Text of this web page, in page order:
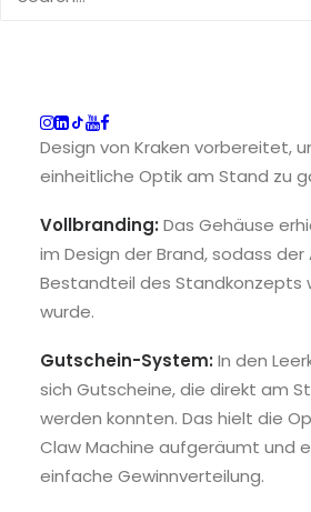
Der Greifarm wurde passend
Design von Kraken vorbereitet,
einheitliche Optik am Stand zu
Vollbranding: Das Gehäuse
im Design der Brand, sodass
Bestandteil des Standkonzepts
wurde.
Gutschein-System: In den
sich Gutscheine, die direkt am
werden konnten. Das hielt die
Claw Machine aufgeräumt und
einfache Gewinnverteilung.